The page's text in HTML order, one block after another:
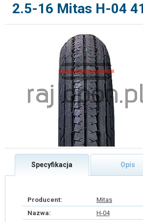
2.5-16 Mitas H-04
Specyfikacja Opis
Producent:
Mitas
Nazwa:
H-04